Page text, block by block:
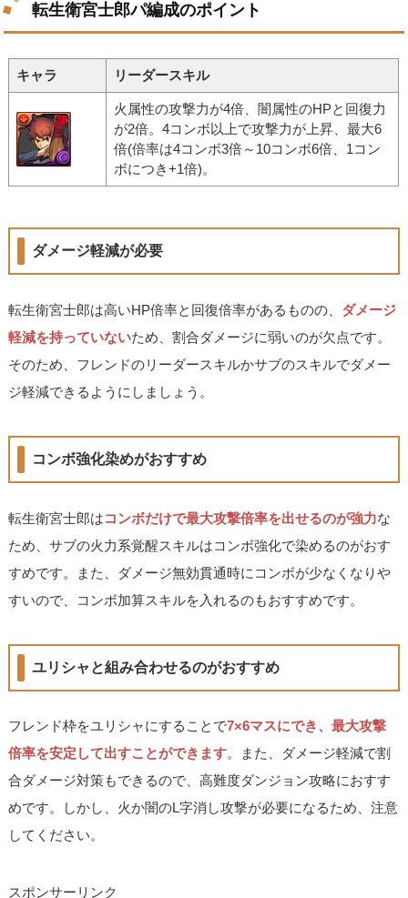
転生衛宮士郎パ編成のポイント
キャラ リーダースキル
火属性の攻撃力が4倍、闇属性のHPと回復力
が2倍。4コンボ以上で攻撃力が上昇、最大6
倍(倍率は4コンボ3倍～10コンボ6倍、1コン
ボにつき+1倍)。
ダメージ軽減が必要
転生衛宮士郎は高いHP倍率と回復倍率があるものの、 ダメージ
軽減を持っていないため、割合ダメージに弱いのが欠点です。
そのため、フレンドのリーダースキルかサブのスキルでダメー
ジ軽減できるようにしましょう。
コンボ強化染めがおすすめ
転生衛宮士郎はコンボだけで最大攻撃倍率を出せるのが強力な
ため、サブの火力系覚醒スキルはコンボ強化で染めるのがおす
すめです。また、ダメージ無効貫通時にコンボが少なくなりや
すいので、コンボ加算スキルを入れるのもおすすめです。
ユリシャと組み合わせるのがおすすめ
フレンド枠をユリシャにすることで7×6マスにでき、最大攻撃
倍率を安定して出すことができます。また、ダメージ軽減で割
合ダメージ対策もできるので、高難度ダンジョン攻略におすす
めです。しかし、火か闇のL字消し攻撃が必要になるため、注意
してください。
スポンサーリンク